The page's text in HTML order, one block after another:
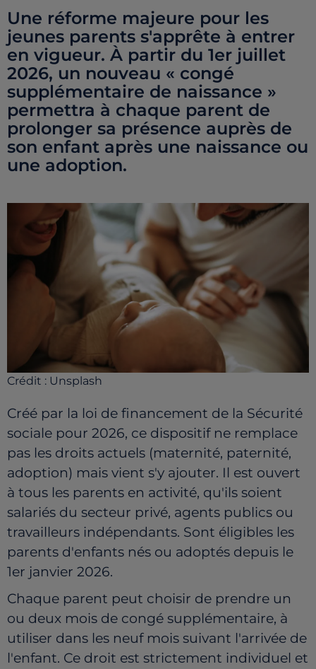
Une réforme majeure pour les
jeunes parents s'apprête à entrer
en vigueur. À partir du 1er juillet
2026, un nouveau « congé
supplémentaire de naissance »
permettra à chaque parent de
prolonger sa présence auprès de
son enfant après une naissance ou
une adoption.
Crédit : Unsplash
Créé par la loi de financement de la Sécurité
sociale pour 2026, ce dispositif ne remplace
pas les droits actuels (maternité, paternité,
adoption) mais vient s'y ajouter. Il est ouvert
à tous les parents en activité, qu'ils soient
salariés du secteur privé, agents publics ou
travailleurs indépendants. Sont éligibles les
parents d'enfants nés ou adoptés depuis le
1er janvier 2026.
Chaque parent peut choisir de prendre un
ou deux mois de congé supplémentaire, à
utiliser dans les neuf mois suivant l'arrivée de
l'enfant. Ce droit est strictement individuel et